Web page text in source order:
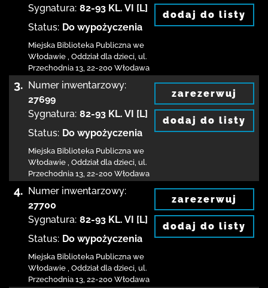
Sygnatura: 82-93 KL. VI [L]
Status: Do wypożyczenia
Miejska Biblioteka Publiczna we
Włodawie Oddział dla dzieci, ul.
Przechodnia 13 22-200 Włodawa
dodaj do listy
3. Numer inwentarzowy:
27699
Sygnatura: 82-93 KL. VI [L]
Status: Do wypożyczenia
Miejska Biblioteka Publiczna we
Włodawie Oddział dla dzieci, ul.
Przechodnia 13 22-200 Włodawa
zarezerwuj
dodaj do listy
4. Numer inwentarzowy:
27700
Sygnatura: 82-93 KL. VI [L]
Status: Do wypożyczenia
Miejska Biblioteka Publiczna we
Włodawie Oddział dla dzieci, ul.
Przechodnia 13 22-200 Włodawa
zarezerwuj
dodaj do listy